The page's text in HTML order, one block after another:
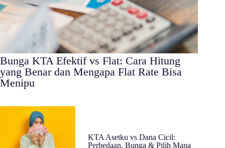
Bunga KTA Efektif vs Flat: Cara Hitung
yang Benar dan Mengapa Flat Rate Bisa
Menipu
KTA Asetku vs Dana Cicil:
Perbedaan, Bunga & Pilih Mana